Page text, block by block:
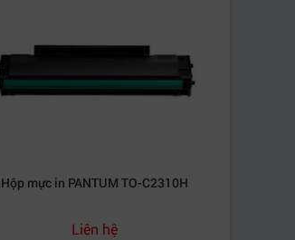
Hộp mực in PANTUM TO-C2310H
Liên hệ